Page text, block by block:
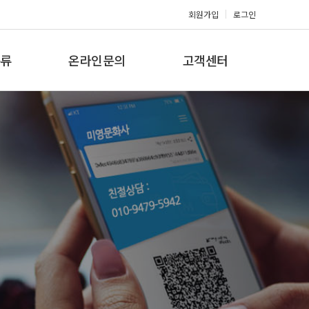
회원가입 로그인
온라인문의
견적문의
고객센터
공지사항
갤러리